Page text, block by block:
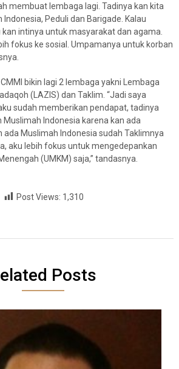
membuat lembaga lagi. Tadinya kan kita
Peduli dan Barigade. Kalau
intinya untuk masyarakat dan agama.
fokus ke sosial. Umpamanya untuk korban
bikin lagi 2 lembaga yakni Lembaga
(LAZIS) dan Taklim. “Jadi saya
sudah memberikan pendapat, tadinya
Indonesia karena kan ada
ada Muslimah Indonesia sudah Taklimnya
aku lebih fokus untuk mengedepankan
(UMKM) saja,” tandasnya.
Post Views: 1,310
Posts